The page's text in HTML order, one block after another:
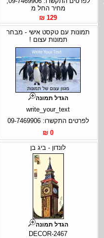
מחיר החל מ
129 ₪
תמונות עם טקסט אישי - מבחר
תמונות עצום !
הגדל תמונה
write_your_text
לפרטים התקשרו: 09-7469906
0 ₪
לונדון - ביג בן
הגדל תמונה
DECOR-2467